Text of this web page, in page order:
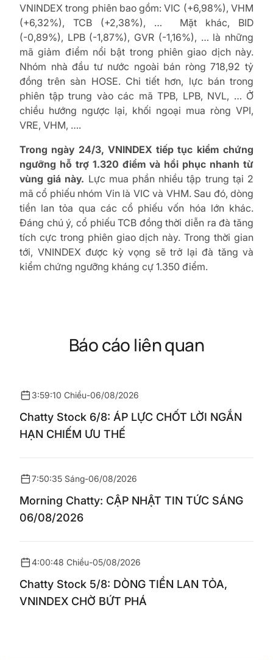
VNINDEX trong phiên bao gồm: VIC (+6,98%), VHM
(+6,32%), TCB (+2,38%), … Mặt khác, BID
(-0,89%), LPB (-1,87%), GVR (-1,16%), … là những
mã giảm điểm nổi bật trong phiên giao dịch này.
Nhóm nhà đầu tư nước ngoài bán ròng 718,92 tỷ
đồng trên sàn HOSE. Chi tiết hơn, lực bán trong
phiên tập trung vào các mã TPB, LPB, NVL, … Ở
chiều hướng ngược lại, khối ngoại mua ròng VPI,
VRE, VHM, ….
Trong ngày 24/3, VNINDEX tiếp tục kiểm chứng
ngưỡng hỗ trợ 1.320 điểm và hồi phục nhanh từ
vùng giá này. Lực mua phần nhiều tập trung tại 2
mã cổ phiếu nhóm Vin là VIC và VHM. Sau đó, dòng
tiền lan tỏa qua các cổ phiếu vốn hóa lớn khác.
Đáng chú ý, cổ phiếu TCB đồng thời diễn ra đà tăng
tích cực trong phiên giao dịch này. Trong thời gian
tới, VNINDEX được kỳ vọng sẽ trở lại đà tăng và
kiểm chứng ngưỡng kháng cự 1.350 điểm.
Báo cáo liên quan
3:59:10 Chiều-06/08/2026
Chatty Stock 6/8: ÁP LỰC CHỐT LỜI NGẮN
HẠN CHIẾM ƯU THẾ
7:50:35 Sáng-06/08/2026
Morning Chatty: CẬP NHẬT TIN TỨC SÁNG
06/08/2026
4:00:48 Chiều-05/08/2026
Chatty Stock 5/8: DÒNG TIỀN LAN TỎA,
VNINDEX CHỜ BỨT PHÁ